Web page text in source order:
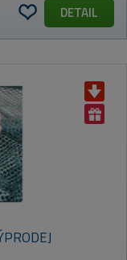
DETAIL